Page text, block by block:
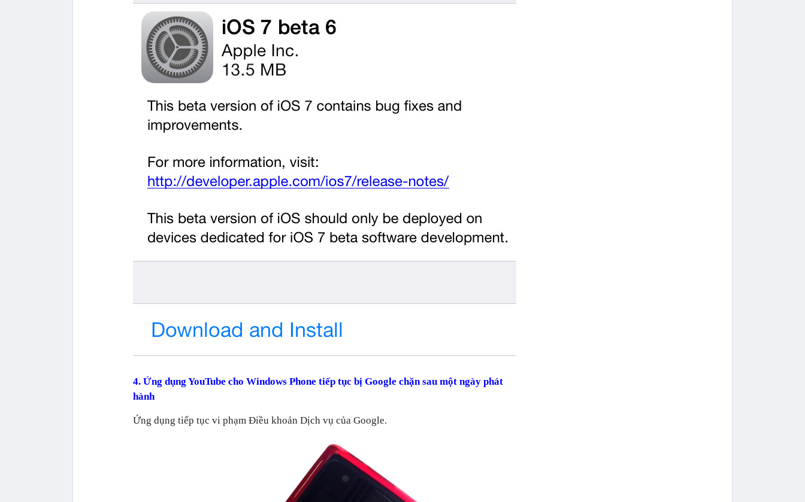
4. Ứng dụng YouTube cho Windows Phone tiếp tục bị Google chặn sau một ngày phát
hành
Ứng dụng tiếp tục vi phạm Điều khoản Dịch vụ của Google.